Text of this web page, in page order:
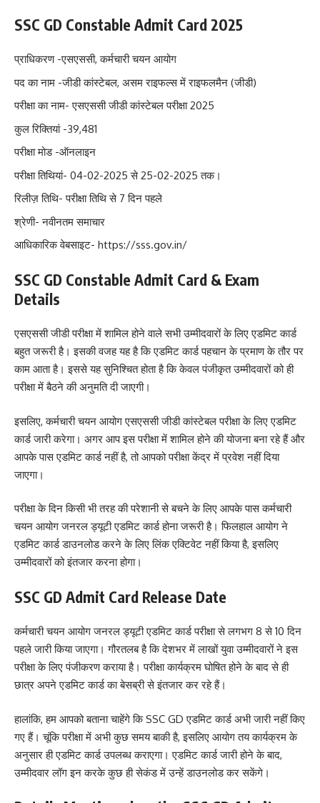
SSC GD Constable Admit Card 2025
प्राधिकरण -एसएससी, कर्मचारी चयन आयोग
पद का नाम -जीडी कांस्टेबल, असम राइफल्स में राइफलमैन (जीडी)
परीक्षा का नाम- एसएससी जीडी कांस्टेबल परीक्षा 2025
कुल रिक्तियां -39,481
परीक्षा मोड -ऑनलाइन
परीक्षा तिथियां- 04-02-2025 से 25-02-2025 तक।
रिलीज़ तिथि- परीक्षा तिथि से 7 दिन पहले
श्रेणी- नवीनतम समाचार
आधिकारिक वेबसाइट- https://sss.gov.in/
SSC GD Constable Admit Card & Exam
Details
एसएससी जीडी परीक्षा में शामिल होने वाले सभी उम्मीदवारों के लिए एडमिट कार्ड
बहुत जरूरी है। इसकी वजह यह है कि एडमिट कार्ड पहचान के प्रमाण के तौर पर
काम आता है। इससे यह सुनिश्चित होता है कि केवल पंजीकृत उम्मीदवारों को ही
परीक्षा में बैठने की अनुमति दी जाएगी।
इसलिए, कर्मचारी चयन आयोग एसएससी जीडी कांस्टेबल परीक्षा के लिए एडमिट
कार्ड जारी करेगा। अगर आप इस परीक्षा में शामिल होने की योजना बना रहे हैं और
आपके पास एडमिट कार्ड नहीं है, तो आपको परीक्षा केंद्र में प्रवेश नहीं दिया
जाएगा।
परीक्षा के दिन किसी भी तरह की परेशानी से बचने के लिए आपके पास कर्मचारी
चयन आयोग जनरल ड्यूटी एडमिट कार्ड होना जरूरी है। फिलहाल आयोग ने
एडमिट कार्ड डाउनलोड करने के लिए लिंक एक्टिवेट नहीं किया है, इसलिए
उम्मीदवारों को इंतजार करना होगा।
SSC GD Admit Card Release Date
कर्मचारी चयन आयोग जनरल ड्यूटी एडमिट कार्ड परीक्षा से लगभग 8 से 10 दिन
पहले जारी किया जाएगा। गौरतलब है कि देशभर में लाखों युवा उम्मीदवारों ने इस
परीक्षा के लिए पंजीकरण कराया है। परीक्षा कार्यक्रम घोषित होने के बाद से ही
छात्र अपने एडमिट कार्ड का बेसब्री से इंतजार कर रहे हैं।
हालांकि, हम आपको बताना चाहेंगे कि SSC GD एडमिट कार्ड अभी जारी नहीं किए
गए हैं। चूंकि परीक्षा में अभी कुछ समय बाकी है, इसलिए आयोग तय कार्यक्रम के
अनुसार ही एडमिट कार्ड उपलब्ध कराएगा। एडमिट कार्ड जारी होने के बाद,
उम्मीदवार लॉग इन करके कुछ ही सेकंड में उन्हें डाउनलोड कर सकेंगे।